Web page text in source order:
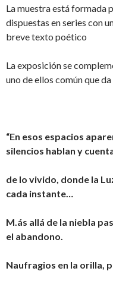
La muestra está formada
dispuestas en series con
breve texto poético
La exposición se
uno de ellos común que
“En esos espacios
silencios hablan y
de lo vivido, donde la
cada instante…
M.ás allá de la niebla
el abandono.
Naufragios en la orilla,